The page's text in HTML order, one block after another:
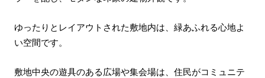
ゆったりとレイアウトされた敷地内は、緑あふれる心地よ
い空間です。
敷地中央の遊具のある広場や集会場は、住民がコミュニテ